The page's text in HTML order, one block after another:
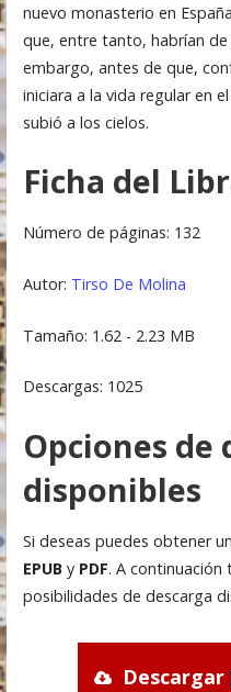
nuevo monasterio en
que, entre tanto, habrían de
embargo, antes de que,
iniciara a la vida regular en
subió a los cielos.
Ficha del
Número de páginas: 132
Autor: Tirso De Molina
Tamaño: 1.62 - 2.23 MB
Descargas: 1025
Opciones de
disponibles
Si deseas puedes obtener
EPUBy PDF. A
posibilidades de descarga
Descargar